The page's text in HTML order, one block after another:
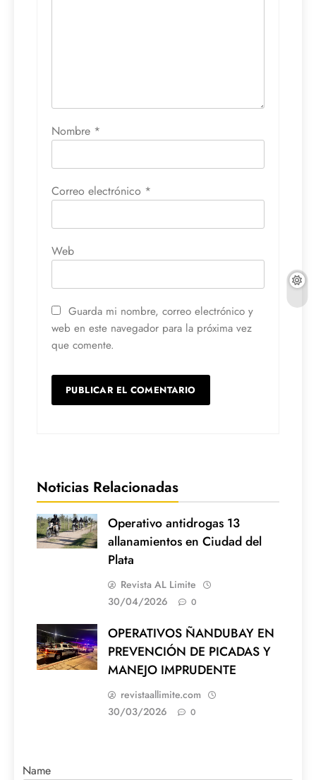
Nombre *
Correo electrónico *
Web
Guarda mi nombre, correo electrónico y
web en este navegador para la próxima vez
que comente.
Noticias Relacionadas
Operativo antidrogas 13
allanamientos en Ciudad del
Plata
Revista AL Limite
30/04/2026
0
OPERATIVOS ÑANDUBAY EN
PREVENCIÓN DE PICADAS Y
MANEJO IMPRUDENTE
revistaallimite.com
30/03/2026
0
Name